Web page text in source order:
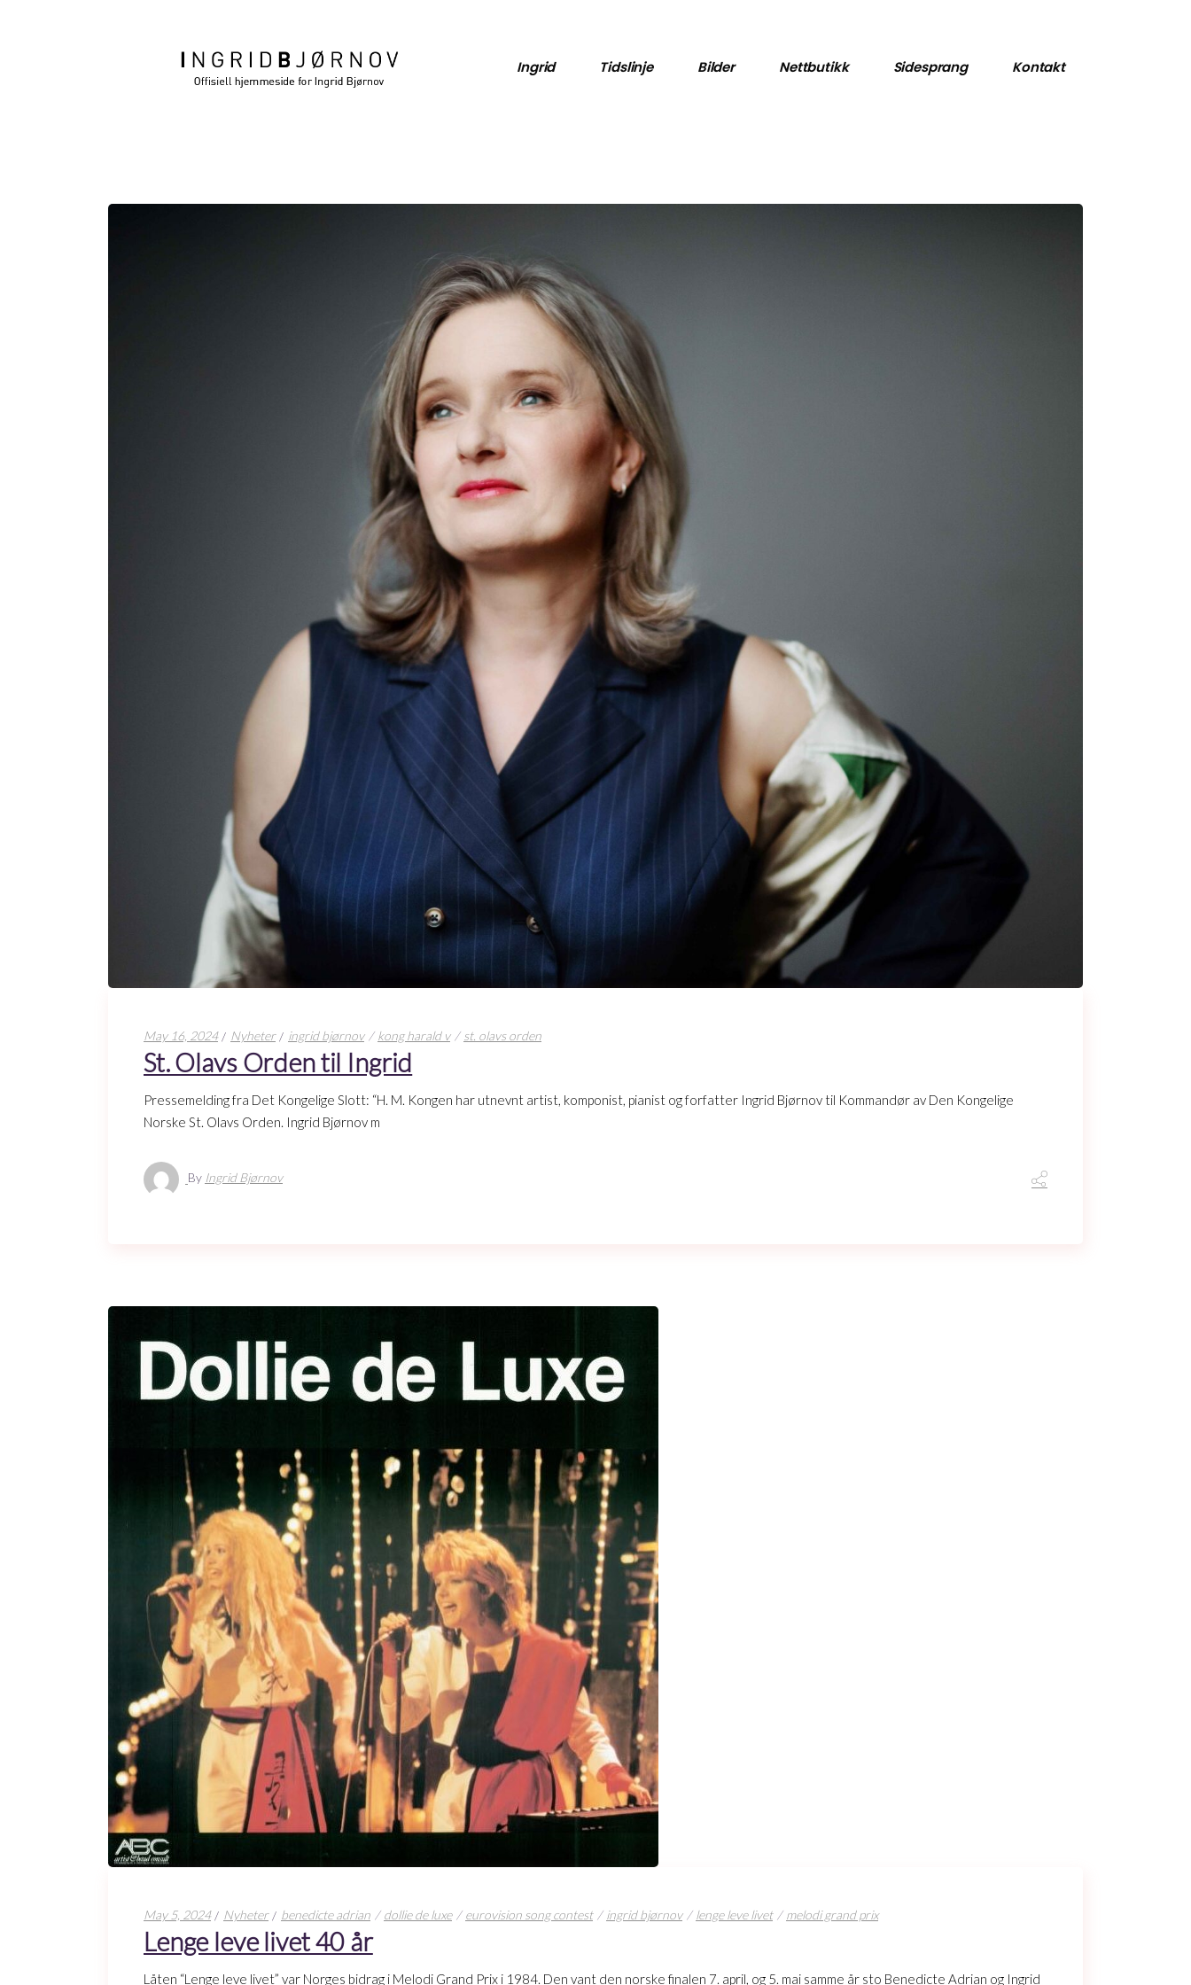
Ingrid Tidslinje Bilder Nettbutikk Sidesprang Kontakt
Diverse bilder
Nøkkelmottaket
May 16, 2024 Nyheter ingrid bjørnov kong harald v st. olavs orden
St. Olavs Orden til Ingrid
Pressemelding fra Det Kongelige Slott: “H. M. Kongen har utnevnt artist, komponist, pianist og forfatter Ingrid Bjørnov til Kommandør av Den Kongelige
Norske St. Olavs Orden. Ingrid Bjørnov m
By Ingrid Bjørnov
May 5, 2024 Nyheter benedicte adrian dollie de luxe eurovision song contest ingrid bjørnov lenge leve livet melodi grand prix
Lenge leve livet 40 år
Låten “Lenge leve livet” var Norges bidrag i Melodi Grand Prix i 1984. Den vant den norske finalen 7. april, og 5. mai samme år sto Benedicte Adrian og Ingrid